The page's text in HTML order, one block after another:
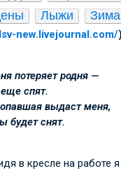
Лыжи Зима
new.livejournal.com/)
потеряет родня —
спят.
выдаст меня,
будет снят.
в кресле на работе